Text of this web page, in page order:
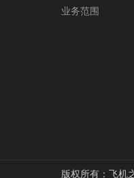
业务范围
版权所有：飞机